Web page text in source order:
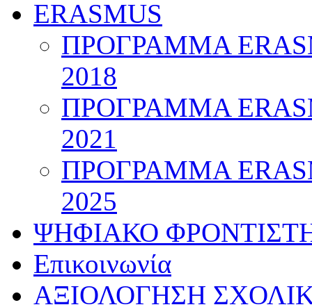
ERASMUS
ΠΡΟΓΡΑΜΜΑ
2018
ΠΡΟΓΡΑΜΜΑ
2021
ΠΡΟΓΡΑΜΜΑ
2025
ΨΗΦΙΑΚΟ
Επικοινωνία
ΑΞΙΟΛΟΓΗΣΗ